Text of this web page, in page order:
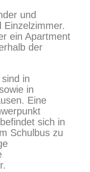
und
Einzelzimmer.
ein Apartment
der
in
in
Eine
sich in
Schulbus zu